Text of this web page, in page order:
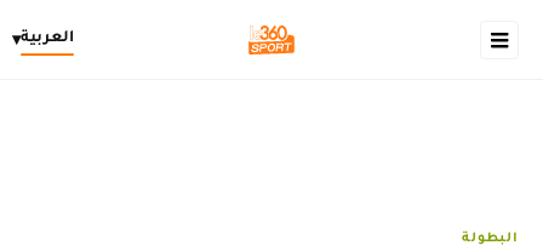
العربية▾
البطولة